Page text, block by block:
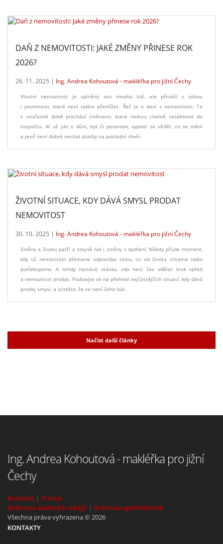
DAŇ Z NEMOVITOSTI: JAKÉ ZMĚNY PŘINESE ROK
2026?
26. 11. 2025 | Ing. Andrea Kohoutová - makléřka pro jižní Čechy
Vlastní nemovitost je splněný sen mnoha lidí, ale přináší s sebou
i povinnosti, které není radno přehlížet. Řeč je o dani z nemovitosti. Ta
v současné době prochází změnami, které mohou citelně zasáhnout do
rozpočtu. Ať už jde o dům, byt či pozemek, vyplatí se vědět, co se mění
a proč není dobré nechat platby na poslední chvíli.
ŽIVOTNÍ SITUACE, KDY DÁVÁ SMYSL PRODAT
NEMOVITOST
30. 10. 2025 | Ing. Andrea Kohoutová - makléřka pro jižní Čechy
Změny k životu patří a stejně tak i změny v bydlení. Někdy přijde moment,
kdy už nemovitost přestane odpovídat tomu, co od života chceme nebo
potřebujeme. A tehdy nastává otázka, zda není čas udělat krok vpřed
a nemovitost prodat. Podívejte se na přehled nejčastějších situací, kdy dává
prodej smysl, a zjistěte, že se není čeho bát.
Načíst další články
Ing. Andrea Kohoutová - makléřka pro jižní
Čechy
Kontakt | O mně
Ochrana osobních údajů | Ochrana spotřebitele
Všechna práva vyhrazena © 2026
KONTAKTY